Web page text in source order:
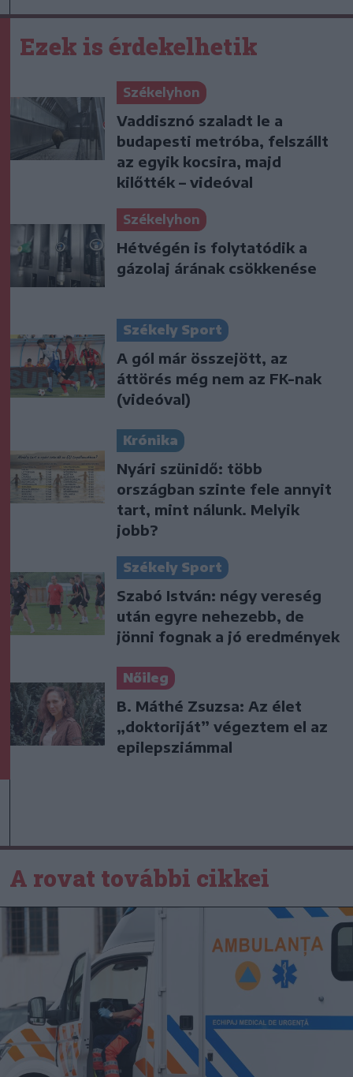
Ezek is érdekelhetik
Székelyhon
Vaddisznó szaladt le a
budapesti metróba, felszállt
az egyik kocsira, majd
kilőtték – videóval
Székelyhon
Hétvégén is folytatódik a
gázolaj árának csökkenése
Székely Sport
A gól már összejött, az
áttörés még nem az FK-nak
(videóval)
Krónika
Nyári szünidő: több
országban szinte fele annyit
tart, mint nálunk. Melyik
jobb?
Székely Sport
Szabó István: négy vereség
után egyre nehezebb, de
jönni fognak a jó eredmények
Nőileg
B. Máthé Zsuzsa: Az élet
„doktoriját” végeztem el az
epilepsziámmal
A rovat további cikkei